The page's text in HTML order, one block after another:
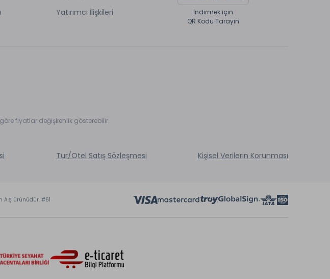
Yatırımcı İlişkileri
İndirmek için
QR Kodu Tarayın
fiyatlar değişkenlik gösterebilir.
Tur/Otel Satış Sözleşmesi Kişisel Verilerin Korunması
A.Ş ürünüdür. #61